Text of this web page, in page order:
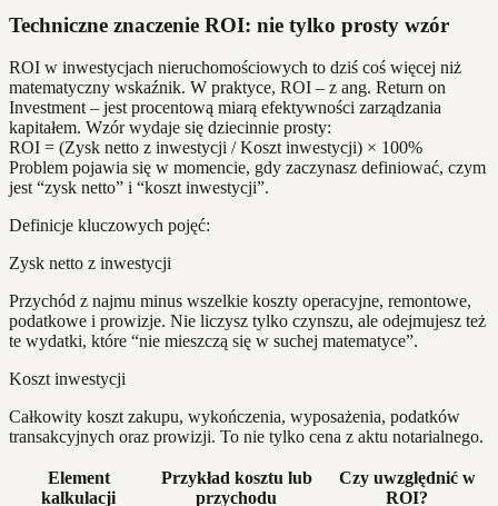
Techniczne znaczenie ROI: nie tylko prosty wzór
ROI w inwestycjach nieruchomościowych to dziś coś więcej niż
matematyczny wskaźnik. W praktyce, ROI – z ang. Return on
Investment – jest procentową miarą efektywności zarządzania
kapitałem. Wzór wydaje się dziecinnie prosty:
ROI = (Zysk netto z inwestycji / Koszt inwestycji) × 100%
Problem pojawia się w momencie, gdy zaczynasz definiować, czym
jest “zysk netto” i “koszt inwestycji”.
Definicje kluczowych pojęć:
Zysk netto z inwestycji
Przychód z najmu minus wszelkie koszty operacyjne, remontowe,
podatkowe i prowizje. Nie liczysz tylko czynszu, ale odejmujesz też
te wydatki, które “nie mieszczą się w suchej matematyce”.
Koszt inwestycji
Całkowity koszt zakupu, wykończenia, wyposażenia, podatków
transakcyjnych oraz prowizji. To nie tylko cena z aktu notarialnego.
Element
kalkulacji
Przykład kosztu lub
przychodu
Czy uwzględnić w
ROI?